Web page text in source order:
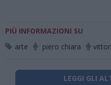
PIÙ INFORMAZIONI SU
arte
piero chiara
LEGGI GLI